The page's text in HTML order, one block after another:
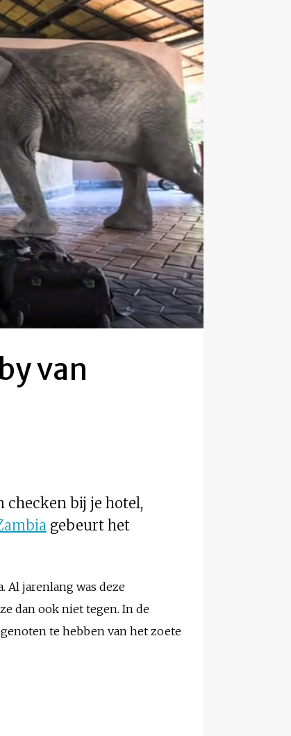
van
checken bij je hotel,
gebeurt het
Al jarenlang was deze
dan ook niet tegen. In de
te hebben van het zoete